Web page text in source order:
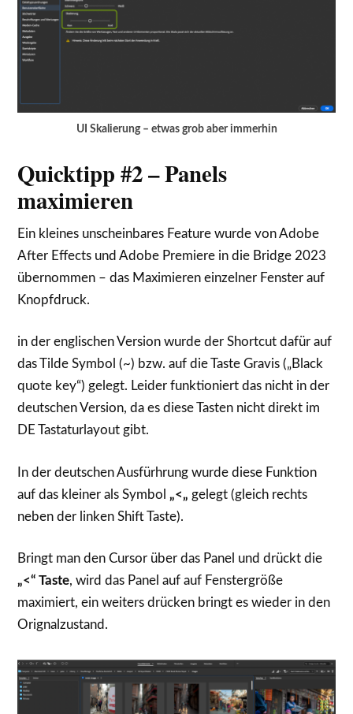
UI Skalierung – etwas grob aber immerhin
Quicktipp #2 – Panels
maximieren
Ein kleines unscheinbares Feature wurde von Adobe
After Effects und Adobe Premiere in die Bridge 2023
übernommen – das Maximieren einzelner Fenster auf
Knopfdruck.
in der englischen Version wurde der Shortcut dafür auf
das Tilde Symbol (~) bzw. auf die Taste Gravis („Black
quote key“) gelegt. Leider funktioniert das nicht in der
deutschen Version, da es diese Tasten nicht direkt im
DE Tastaturlayout gibt.
In der deutschen Ausfürhrung wurde diese Funktion
auf das kleiner als Symbol„<„ gelegt (gleich rechts
neben der linken Shift Taste).
Bringt man den Cursor über das Panel und drückt die
„<“ Taste, wird das Panel auf auf Fenstergröße
maximiert, ein weiters drücken bringt es wieder in den
Orignalzustand.